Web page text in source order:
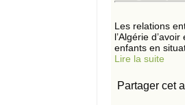
Les relations
l’Algérie
enfants en
Lire la suite
Partager cet